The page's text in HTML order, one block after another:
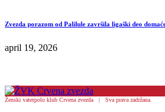
Zvezda porazom od Palilule završila ligaški deo
april 19, 2026
Ženski vaterpolo klub Crvena zvezda | Sva prava zadržana.